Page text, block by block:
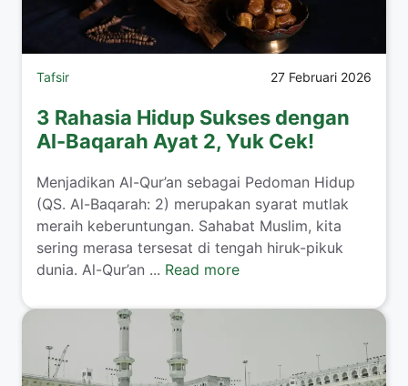
Tafsir 27 Februari 2026
3 Rahasia Hidup Sukses dengan
Al-Baqarah Ayat 2, Yuk Cek!
Menjadikan Al-Qur’an sebagai Pedoman Hidup
(QS. Al-Baqarah: 2) merupakan syarat mutlak
meraih keberuntungan. Sahabat Muslim, kita
sering merasa tersesat di tengah hiruk-pikuk
dunia. Al-Qur’an ... Read more